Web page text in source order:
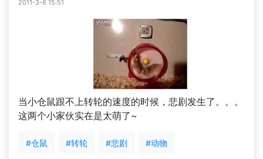
2011-3-6 15:51
当小仓鼠跟不上转轮的速度的时候，悲剧发生了。。。
这两个小家伙实在是太萌了~
#仓鼠 #转轮 #悲剧 #动物